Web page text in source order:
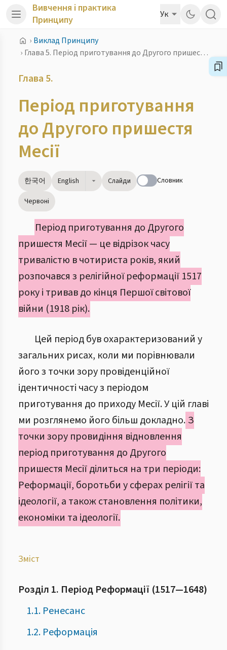
Вивчення і практика
Принципу
Ук
› Виклад Принципу
›
Глава 5. Період приготування до Другого пришестя Месії
Глава 5.
Період приготування
до Другого пришестя
Месії
한국어 English Слайди Словник
Червоні
Період приготування до Другого
пришестя Месії — це відрізок часу
тривалістю в чотириста років, який
розпочався з релігійної реформації 1517
року і тривав до кінця Першої світової
війни (1918 рік).
Цей період був охарактеризований у
загальних рисах, коли ми порівнювали
його з точки зору провіденційної
ідентичності часу з періодом
приготування до приходу Месії. У цій главі
ми розглянемо його більш докладно. З
точки зору провидіння відновлення
період приготування до Другого
пришестя Месії ділиться на три періоди:
Реформації, боротьби у сферах релігії та
ідеології, а також становлення політики,
економіки та ідеології.
Зміст
Розділ 1. Період Реформації (1517—1648)
1.1. Ренесанс
1.2. Реформація